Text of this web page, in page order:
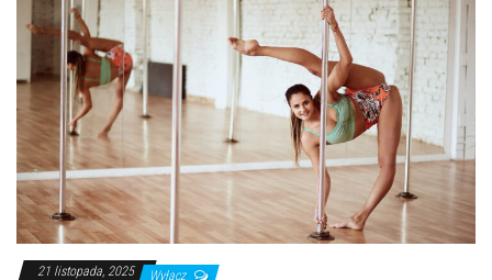
21 listopada, 2025 Wyłącz